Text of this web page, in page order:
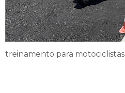
treinamento para motociclistas